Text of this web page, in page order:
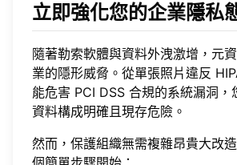
立即強化您的企業隱私
隨著勒索軟體與資料外洩激增，元
業的隱形威脅。從單張照片違反
能危害 PCI DSS 合規的系統漏洞，
資料構成明確且現存危險。
然而，保護組織無需複雜昂貴大改